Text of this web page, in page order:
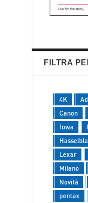
FILTRA
4K
Canon
fowa
Lexar
Milano
Novità
pentax